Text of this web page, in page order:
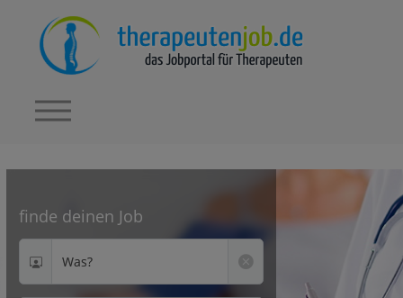
finde deinen Job
Was?